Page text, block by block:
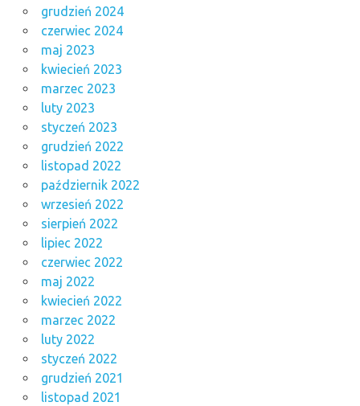
grudzień 2024
czerwiec 2024
maj 2023
kwiecień 2023
marzec 2023
luty 2023
styczeń 2023
grudzień 2022
listopad 2022
październik 2022
wrzesień 2022
sierpień 2022
lipiec 2022
czerwiec 2022
maj 2022
kwiecień 2022
marzec 2022
luty 2022
styczeń 2022
grudzień 2021
listopad 2021